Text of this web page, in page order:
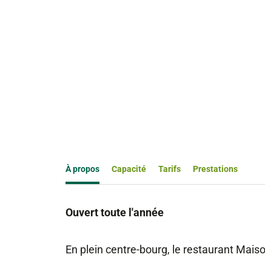
À propos Capacité Tarifs Prestations
Ouvert toute l'année
En plein centre-bourg, le restaurant